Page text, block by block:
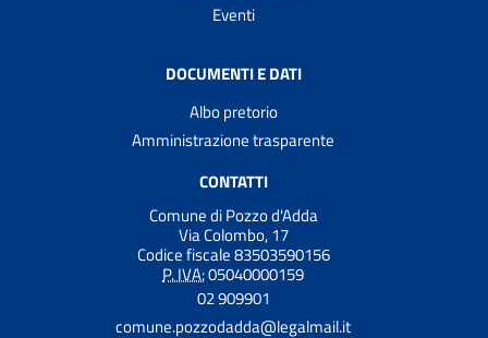
Eventi
DOCUMENTI E DATI
Albo pretorio
Amministrazione trasparente
CONTATTI
Comune di Pozzo d'Adda
Via Colombo, 17
Codice fiscale 83503590156
P. IVA:05040000159
02 909901
comune.pozzodadda@legalmail.it